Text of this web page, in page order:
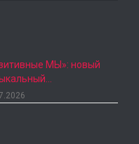
МЫ»: новый